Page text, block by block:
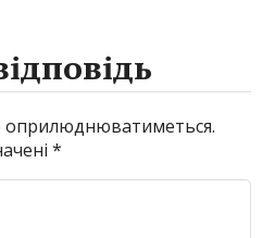
оприлюднюватиметься.
*